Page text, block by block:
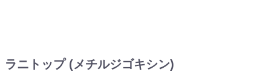
ラニトップ (メチルジゴキシン)